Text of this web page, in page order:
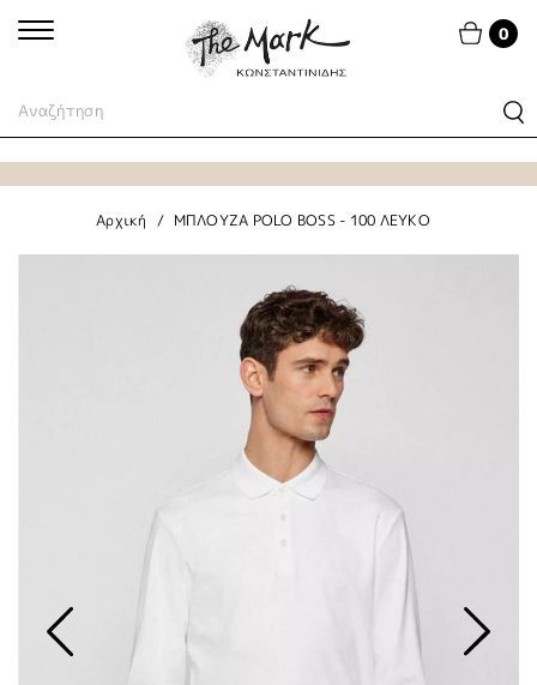
0
Αρχική ΜΠΛΟΥΖΑ POLO BOSS - 100 ΛΕΥΚΟ